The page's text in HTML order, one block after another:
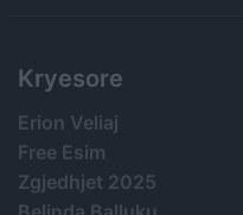
Kryesore
Erion Veliaj
Free Esim
Zgjedhjet 2025